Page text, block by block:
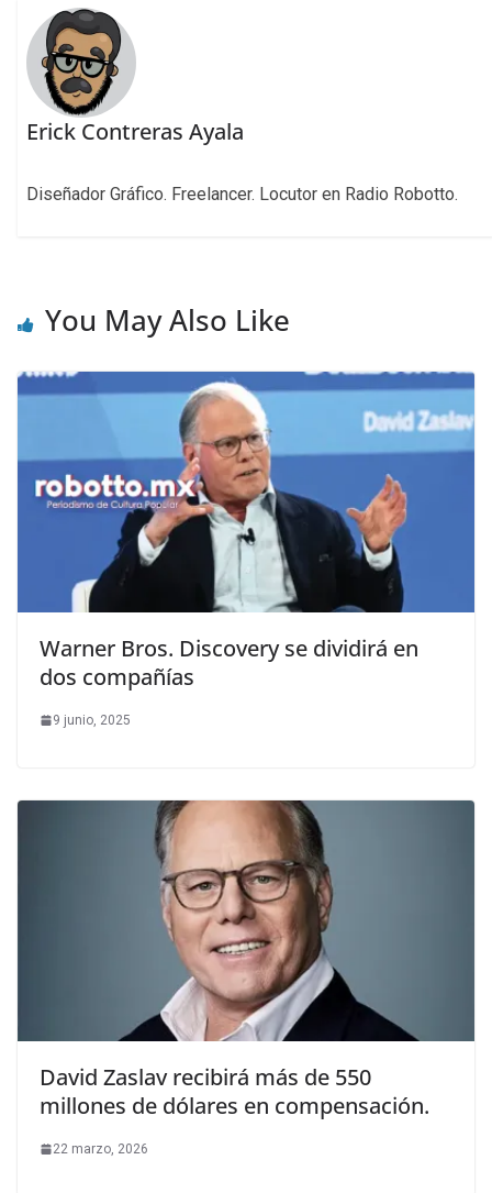
Erick Contreras Ayala
Diseñador Gráfico. Freelancer. Locutor en Radio Robotto.
You May Also Like
Warner Bros. Discovery se dividirá en
dos compañías
9 junio, 2025
David Zaslav recibirá más de 550
millones de dólares en compensación.
22 marzo, 2026